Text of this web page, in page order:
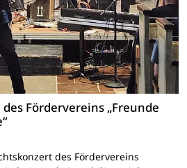
Fördervereins „Freunde
des Fördervereins